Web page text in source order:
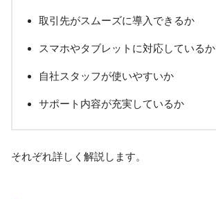
取引先がスムーズに導入できるか
スマホやタブレットに対応しているか
自社スタッフが使いやすいか
サポート内容が充実しているか
それぞれ詳しく解説します。